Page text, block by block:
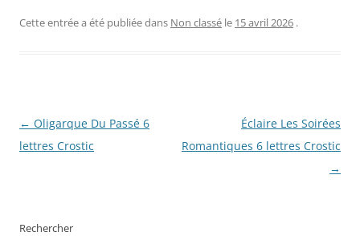
Cette entrée a été publiée dans Non classé le 15 avril 2026 .
Navigation
des
← Oligarque Du Passé 6
lettres Crostic
Éclaire Les Soirées
Romantiques 6 lettres Crostic
→
Rechercher